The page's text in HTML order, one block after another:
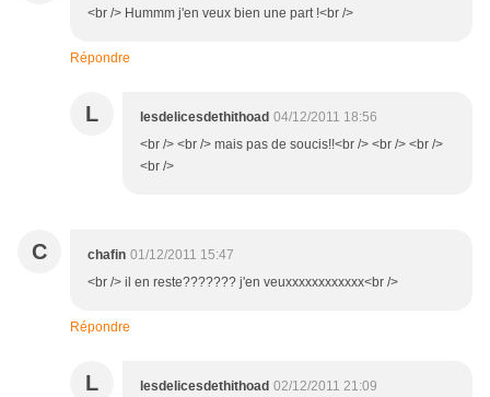
<br /> Hummm j'en veux bien une part !<br />
Répondre
L lesdelicesdethithoad 04/12/2011 18:56
<br /> <br /> mais pas de soucis!!<br /> <br /> <br />
<br />
C chafin 01/12/2011 15:47
<br /> il en reste??????? j'en veuxxxxxxxxxxxx<br />
Répondre
L lesdelicesdethithoad 02/12/2011 21:09